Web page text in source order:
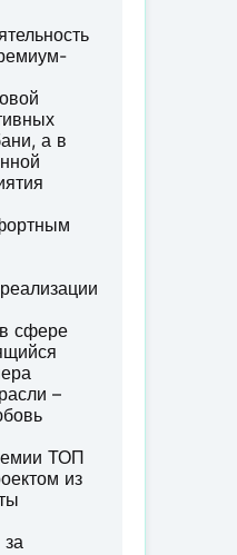
а в
сфере
–
ТОП
из